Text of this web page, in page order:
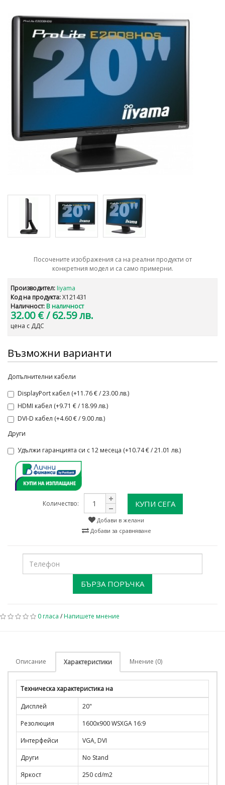
Посочените изображения са на реални продукти от
конкретния модел и са само примерни.
Производител: Iiyama
Код на продукта:X121431
Наличност: В наличност
32.00 €/ 62.59 лв.
цена с ДДС
Възможни варианти
Допълнителни кабели
DisplayPort кабел (+11.76 € / 23.00 лв.)
HDMI кабел (+9.71 € / 18.99 лв.)
DVI-D кабел (+4.60 € / 9.00 лв.)
Други
Удължи гаранцията си с 12 месеца (+10.74 € / 21.01 лв.)
Количество: КУПИ СЕГА
Добави в желани
Добави за сравняване
БЪРЗА ПОРЪЧКА
0 гласа /Напишете мнение
Описание Характеристики Мнение (0)
Техническа характеристика на
Дисплей
20"
Резолюция
1600x900 WSXGA 16:9
Интерфейси
VGA, DVI
Други
No Stand
Яркост
250 cd/m2